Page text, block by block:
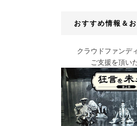
おすすめ情報＆
クラウドファンデ
ご支援を頂い